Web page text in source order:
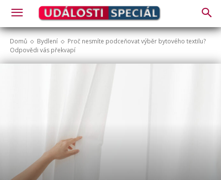
Domů Bydlení
Proč nesmíte podceňovat výběr bytového textilu?
Odpovědi vás překvapí